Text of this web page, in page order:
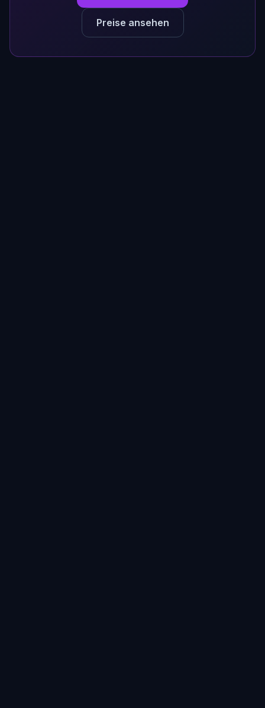
Preise ansehen